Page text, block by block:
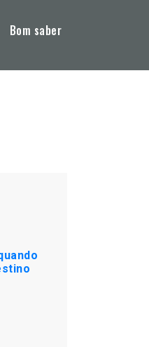
Bom saber